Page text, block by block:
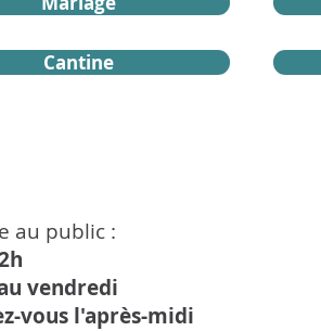
Cantine
au public :
vendredi
vous l'après-midi